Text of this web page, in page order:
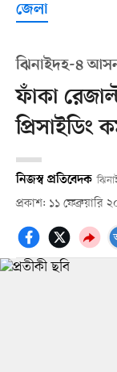
জেলা
ঝিনাইদহ-৪
ফাঁকা
প্রিসাইডিং
নিজস্ব প্রতিবেদক
প্রকাশ: ১১ ফেব্রুয়ারি